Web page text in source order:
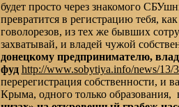
будет просто через знакомого
превратится в регистрацию тебя,
говолорезов, из тех же бывших
захватывай, и владей чужой
донецкому предпринимателю,
фуд http://www.sobytiya.info/news/13/
перерегистрация собственности,
Крыма, одного только образования,